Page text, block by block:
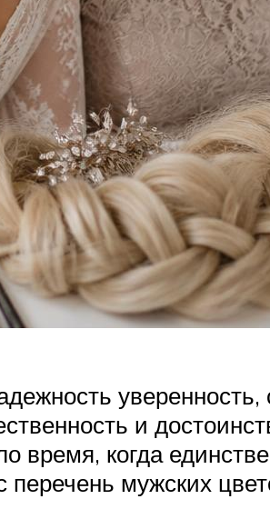
и
время, когда
мужских